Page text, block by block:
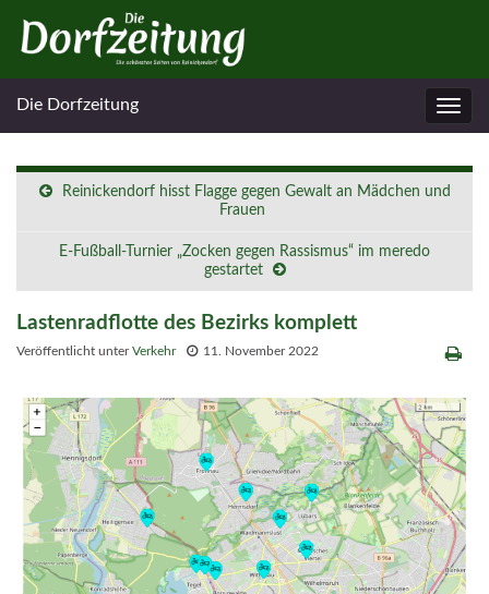
Die Dorfzeitung
Reinickendorf hisst Flagge gegen Gewalt an Mädchen und
Frauen
E-Fußball-Turnier „Zocken gegen Rassismus“ im meredo
gestartet
Lastenradflotte des Bezirks komplett
Veröffentlicht unterVerkehr 11. November 2022